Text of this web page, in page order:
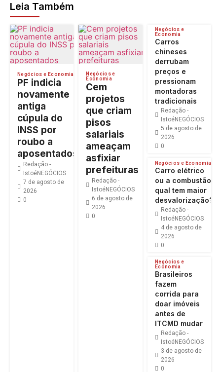
Leia Também
Negócios e Economia
PF indicia
novamente
antiga
cúpula do
INSS por
roubo a
aposentados
Redação -
IstoéNEGÓCIOS
7 de agosto de
2026
0
Negócios e
Economia
Cem
projetos
que criam
pisos
salariais
ameaçam
asfixiar
prefeituras
Redação -
IstoéNEGÓCIOS
6 de agosto de
2026
0
Negócios e
Economia
Carros
chineses
derrubam
preços e
pressionam
montadoras
tradicionais
Redação -
IstoéNEGÓCIOS
5 de agosto de
2026
0
Negócios e Economia
Carro elétrico
ou a combustão:
qual tem maior
desvalorização?
Redação -
IstoéNEGÓCIOS
4 de agosto de
2026
0
Negócios e
Economia
Brasileiros
fazem
corrida para
doar imóveis
antes de
ITCMD mudar
Redação -
IstoéNEGÓCIOS
3 de agosto de
2026
0